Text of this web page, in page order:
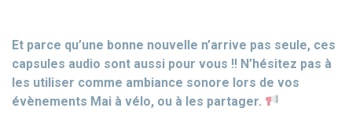
Et parce qu’une bonne nouvelle n’arrive pas seule, ces
capsules audio sont aussi pour vous !! N’hésitez pas à
les utiliser comme ambiance sonore lors de vos
évènements Mai à vélo, ou à les partager.